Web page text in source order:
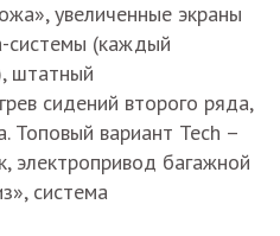
увеличенные экраны
системы (каждый
штатный
сидений второго ряда,
Топовый вариант Tech –
электропривод багажной
система